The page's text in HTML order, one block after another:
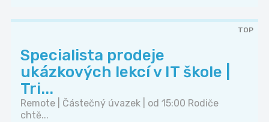
TOP
Specialista prodeje
ukázkových lekcí v IT škole |
Tri...
Remote | Částečný úvazek | od 15:00 Rodiče
chtě...